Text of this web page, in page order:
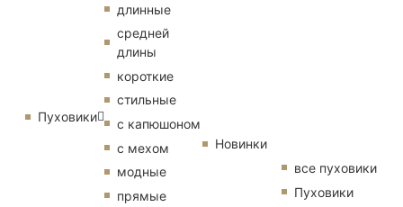
Пуховики
длинные
средней
длины
короткие
стильные
с капюшоном
с мехом
модные
прямые
Новинки
все пуховики
Пуховики